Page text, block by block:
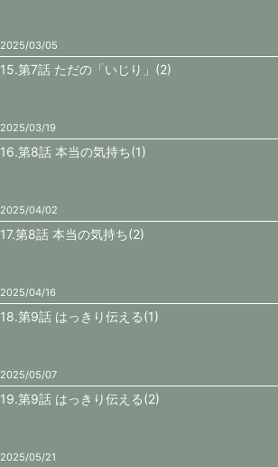
2025/03/05
15.第7話 ただの「いじり」(2)
2025/03/19
16.第8話 本当の気持ち(1)
2025/04/02
17.第8話 本当の気持ち(2)
2025/04/16
18.第9話 はっきり伝える(1)
2025/05/07
19.第9話 はっきり伝える(2)
2025/05/21